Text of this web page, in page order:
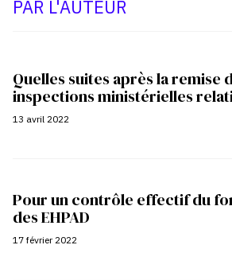
PAR L'AUTEUR
Quelles suites après la remise
inspections ministérielles
13 avril 2022
Pour un contrôle effectif du
des EHPAD
17 février 2022